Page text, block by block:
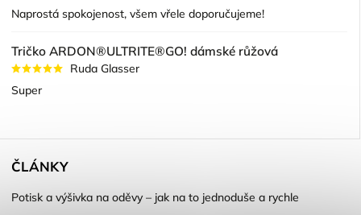
Naprostá spokojenost, všem vřele doporučujeme!
Tričko ARDON®ULTRITE®GO! dámské růžová
Ruda Glasser
Super
ČLÁNKY
Potisk a výšivka na oděvy – jak na to jednoduše a rychle